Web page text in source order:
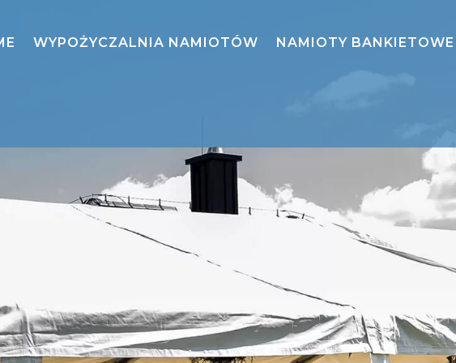
WYPOŻYCZALNIA NAMIOTÓW NAMIOTY BANKIETOWE